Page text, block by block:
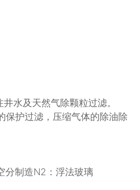
水及天然气除颗粒过滤。
保护过滤，压缩气体的除油除
分制造N2 ：浮法玻璃